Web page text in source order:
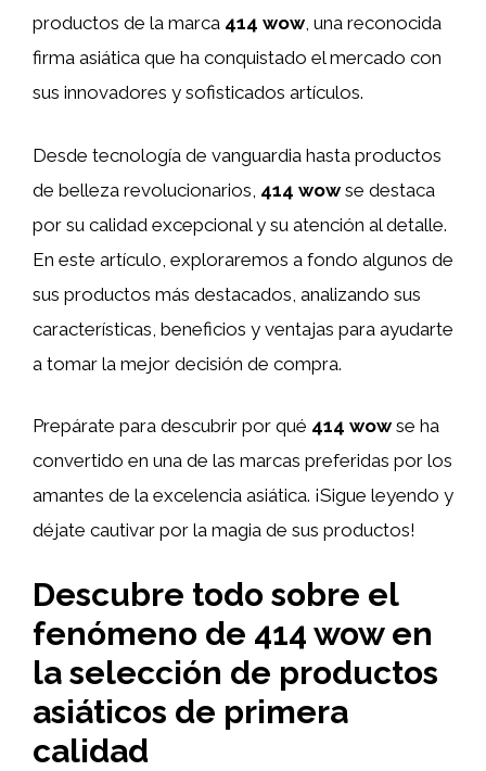
productos de la marca 414 wow, una reconocida
firma asiática que ha conquistado el mercado con
sus innovadores y sofisticados artículos.
Desde tecnología de vanguardia hasta productos
de belleza revolucionarios, 414 wow se destaca
por su calidad excepcional y su atención al detalle.
En este artículo, exploraremos a fondo algunos de
sus productos más destacados, analizando sus
características, beneficios y ventajas para ayudarte
a tomar la mejor decisión de compra.
Prepárate para descubrir por qué 414 wow se ha
convertido en una de las marcas preferidas por los
amantes de la excelencia asiática. ¡Sigue leyendo y
déjate cautivar por la magia de sus productos!
Descubre todo sobre el
fenómeno de 414 wow en
la selección de productos
asiáticos de primera
calidad